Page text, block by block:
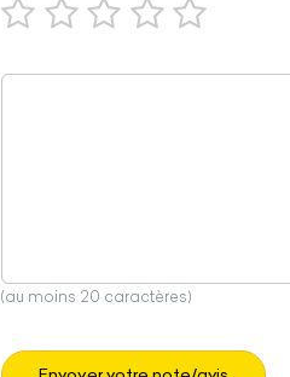
(au moins 20 caractères)